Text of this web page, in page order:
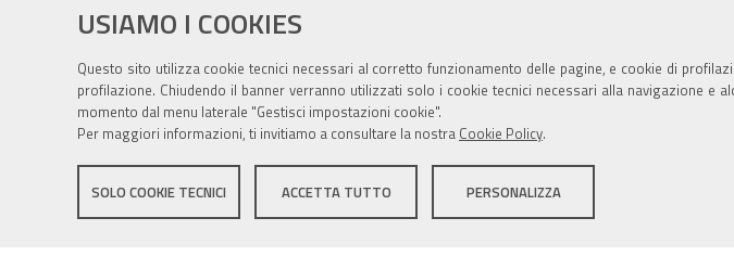
USIAMO I COOKIES
Questo sito utilizza cookie tecnici necessari al corretto funzionamento delle pagine, e cookie di
profilazione. Chiudendo il banner verranno utilizzati solo i cookie tecnici necessari alla navigazione
momento dal menu laterale "Gestisci impostazioni cookie".
Per maggiori informazioni, ti invitiamo a consultare la nostra Cookie Policy.
SOLO COOKIE TECNICI ACCETTA TUTTO PERSONALIZZA
Sito istituzionale Comune di Zola Predosa